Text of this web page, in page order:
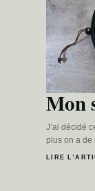
Mon
J’ai décidé
plus on a
LIRE